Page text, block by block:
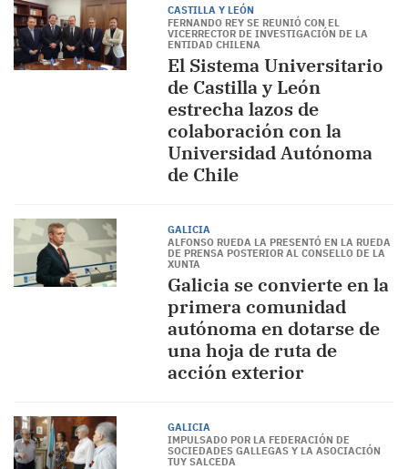
CASTILLA Y LEÓN
FERNANDO REY SE REUNIÓ CON EL
VICERRECTOR DE INVESTIGACIÓN DE LA
ENTIDAD CHILENA
El Sistema Universitario
de Castilla y León
estrecha lazos de
colaboración con la
Universidad Autónoma
de Chile
GALICIA
ALFONSO RUEDA LA PRESENTÓ EN LA RUEDA
DE PRENSA POSTERIOR AL CONSELLO DE LA
XUNTA
Galicia se convierte en la
primera comunidad
autónoma en dotarse de
una hoja de ruta de
acción exterior
GALICIA
IMPULSADO POR LA FEDERACIÓN DE
SOCIEDADES GALLEGAS Y LA ASOCIACIÓN
TUY SALCEDA